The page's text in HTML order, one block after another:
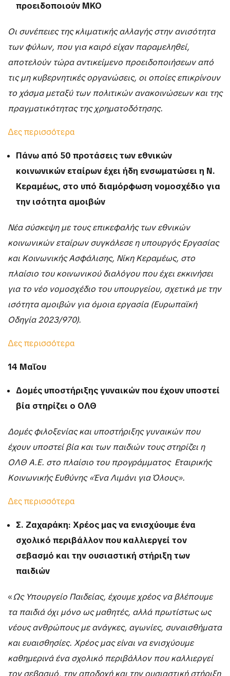
προειδοποιούν ΜΚΟ
Οι συνέπειες της κλιματικής αλλαγής στην ανισότητα
των φύλων, που για καιρό είχαν παραμεληθεί,
αποτελούν τώρα αντικείμενο προειδοποιήσεων από
τις μη κυβερνητικές οργανώσεις, οι οποίες επικρίνουν
το χάσμα μεταξύ των πολιτικών ανακοινώσεων και της
πραγματικότητας της χρηματοδότησης.
Δες περισσότερα
Πάνω από 50 προτάσεις των εθνικών
κοινωνικών εταίρων έχει ήδη ενσωματώσει η Ν.
Κεραμέως, στο υπό διαμόρφωση νομοσχέδιο για
την ισότητα αμοιβών
Νέα σύσκεψη με τους επικεφαλής των εθνικών
κοινωνικών εταίρων συγκάλεσε η υπουργός Εργασίας
και Κοινωνικής Ασφάλισης, Νίκη Κεραμέως, στο
πλαίσιο του κοινωνικού διαλόγου που έχει εκκινήσει
για το νέο νομοσχέδιο του υπουργείου, σχετικά με την
ισότητα αμοιβών για όμοια εργασία (Ευρωπαϊκή
Οδηγία 2023/970).
Δες περισσότερα
14 Μαΐου
Δομές υποστήριξης γυναικών που έχουν υποστεί
βία στηρίζει ο ΟΛΘ
Δομές φιλοξενίας και υποστήριξης γυναικών που
έχουν υποστεί βία και των παιδιών τους στηρίζει η
ΟΛΘ Α.Ε. στο πλαίσιο του προγράμματος Εταιρικής
Κοινωνικής Ευθύνης «Ένα Λιμάνι για Όλους».
Δες περισσότερα
Σ. Ζαχαράκη: Χρέος μας να ενισχύουμε ένα
σχολικό περιβάλλον που καλλιεργεί τον
σεβασμό και την ουσιαστική στήριξη των
παιδιών
«Ως Υπουργείο Παιδείας, έχουμε χρέος να βλέπουμε
τα παιδιά όχι μόνο ως μαθητές, αλλά πρωτίστως ως
νέους ανθρώπους με ανάγκες, αγωνίες, συναισθήματα
και ευαισθησίες. Χρέος μας είναι να ενισχύουμε
καθημερινά ένα σχολικό περιβάλλον που καλλιεργεί